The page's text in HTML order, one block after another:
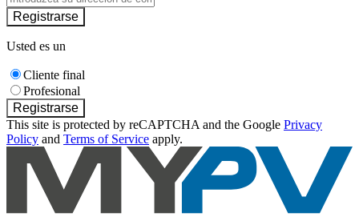
Registrarse
Usted es un
Cliente final
Profesional
Registrarse
This site is protected by reCAPTCHA and the Google Privacy
Policy and Terms of Service apply.